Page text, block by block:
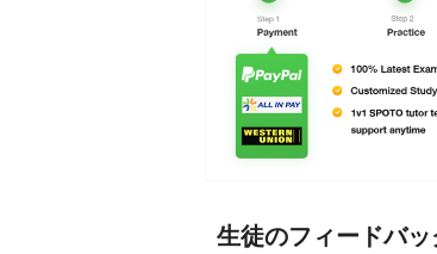
生徒のフィードバッ